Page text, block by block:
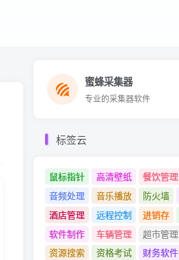
蜜蜂采集器
专业的采集器软件
蜜蜂采集器
专业的采集器软件
标签云
鼠标指针 高清壁纸 餐饮管理
音频处理
音乐播放 防火墙
酒店管理
远程控制 进销存
软件制作
车辆管理 超市管理
资源搜索
资格考试 财务软件